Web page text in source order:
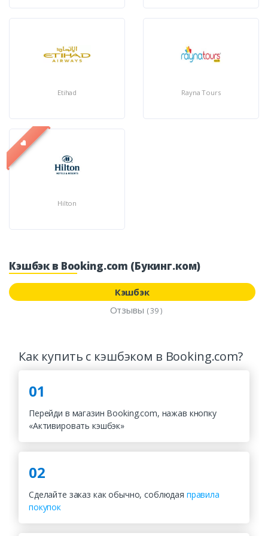
Etihad Rayna Tours
Hilton
Кэшбэк в Booking.com (Букинг.ком)
Кэшбэк
Отзывы ( 39 )
Как купить с кэшбэком в Booking.com?
01
Перейди в магазин Booking.com, нажав кнопку
«Активировать кэшбэк»
02
Сделайте заказ как обычно, соблюдая правила
покупок